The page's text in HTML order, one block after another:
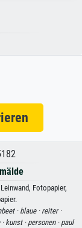
Fotopapier,
·blaue · reiter ·
kunst · personen · paul